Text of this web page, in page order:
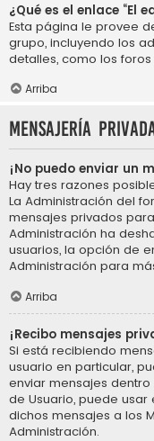
¿Qué es el enlace “El
Esta página le provee
grupo, incluyendo los
detalles, como los
Arriba
Mensajería
¡No puedo enviar un
Hay tres razones
La Administración del
mensajes privados
Administración ha
usuarios, la opción de
Administración para
Arriba
¡Recibo mensajes
Si está recibiendo
usuario en particular,
enviar mensajes
de Usuario, puede
dichos mensajes a los
Administración.